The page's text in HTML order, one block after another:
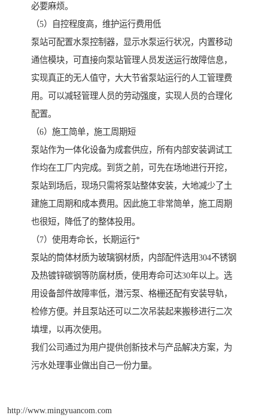
必要麻烦。
（5）自控程度高，维护运行费用低
泵站可配置水泵控制器，显示水泵运行状况，内置移动
通信模块，可直接向泵站管理人员发送运行故障信息，
实现真正的无人值守，大大节省泵站运行的人工管理费
用。可以减轻管理人员的劳动强度，实现人员的合理化
配置。
（6）施工简单，施工周期短
泵站作为一体化设备为成套供应，所有内部安装调试工
作均在工厂内完成。到货之前，可先在场地进行开挖，
泵站到场后，现场只需将泵站整体安装，大地减少了土
建施工周期和成本费用。因此施工非常简单，施工周期
也很短，降低了的整体投用。
（7）使用寿命长，长期运行*
泵站的筒体材质为玻璃钢材质，内部配件选用304不锈钢
及热镀锌碳钢等防腐材质，使用寿命可达30年以上。选
用设备部件故障率低，潜污泵、格栅还配有安装导轨，
检修方便。并且泵站还可以二次吊装起来搬移进行二次
填埋，以再次使用。
我们公司通过为用户提供创新技术与产品解决方案，为
污水处理事业做出自己一份力量。
http://www.mingyuancom.com